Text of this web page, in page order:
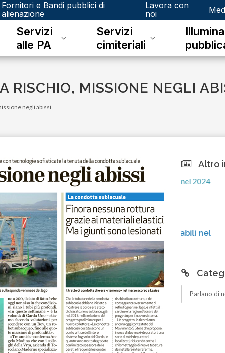
Fornitori e Bandi pubblici di
alienazione
Lavora con
noi
Servizi
alle PA
Servizi
cimiteriali
RISCHIO, MISSIONE NEGLI
negli abissi
Altro
lunedì 15 gennaio 2024
Comunità Energetiche Rinnovabili nel
sul Lago di Garda
lunedì
Gardone
il
Parlano di